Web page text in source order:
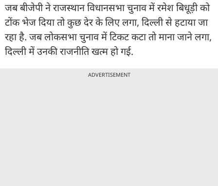
जब बीजेपी ने राजस्थान विधानसभा चुनाव में रमेश बिधूड़ी को
टोंक भेज दिया तो कुछ देर के लिए लगा, दिल्ली से हटाया जा
रहा है. जब लोकसभा चुनाव में टिकट कटा तो माना जाने लगा,
दिल्ली में उनकी राजनीति खत्म हो गई.
ADVERTISEMENT